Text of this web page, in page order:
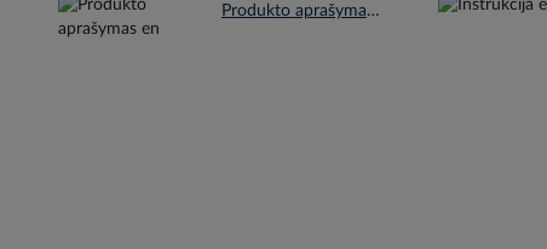
Produkto aprašymas en.pdf